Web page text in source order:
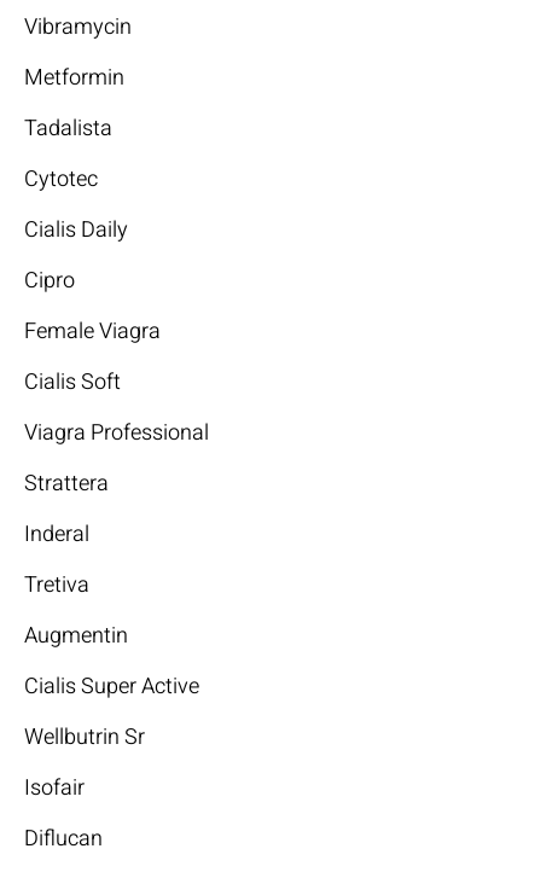
Vibramycin
Metformin
Tadalista
Cytotec
Cialis Daily
Cipro
Female Viagra
Cialis Soft
Viagra Professional
Strattera
Inderal
Tretiva
Augmentin
Cialis Super Active
Wellbutrin Sr
Isofair
Diflucan